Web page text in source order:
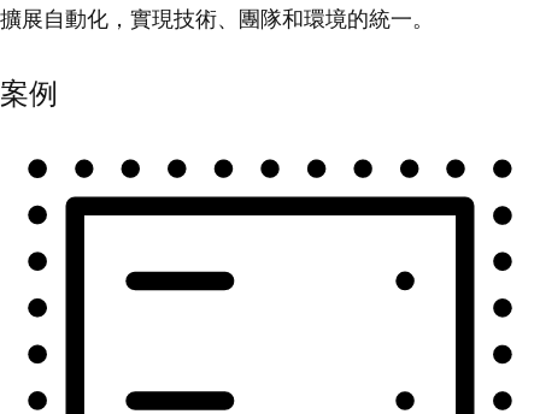
擴展自動化，實現技術、團隊和環境的統一。
案例